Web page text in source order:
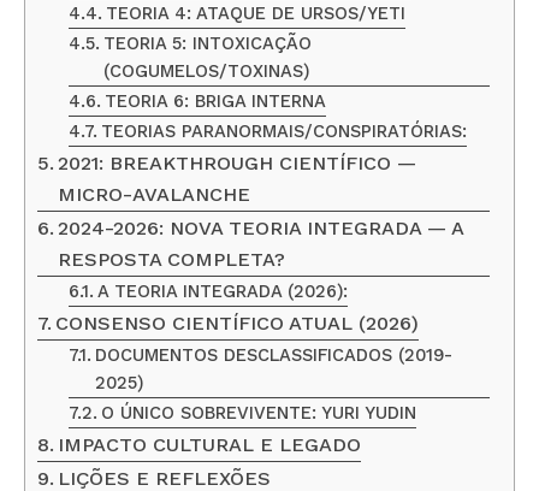
TEORIA 4: ATAQUE DE URSOS/YETI
TEORIA 5: INTOXICAÇÃO
(COGUMELOS/TOXINAS)
TEORIA 6: BRIGA INTERNA
TEORIAS PARANORMAIS/CONSPIRATÓRIAS:
2021: BREAKTHROUGH CIENTÍFICO —
MICRO-AVALANCHE
2024-2026: NOVA TEORIA INTEGRADA — A
RESPOSTA COMPLETA?
A TEORIA INTEGRADA (2026):
CONSENSO CIENTÍFICO ATUAL (2026)
DOCUMENTOS DESCLASSIFICADOS (2019-
2025)
O ÚNICO SOBREVIVENTE: YURI YUDIN
IMPACTO CULTURAL E LEGADO
LIÇÕES E REFLEXÕES